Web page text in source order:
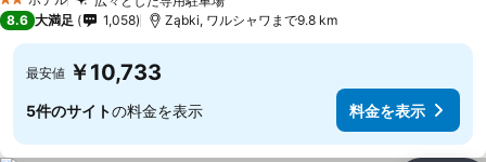
2 ホテルのランク
8.6 大満足 1,058 Ząbki, ワルシャワまで9.8 km
最安値 ￥10,733
5件のサイトの料金を表示 料金を表示